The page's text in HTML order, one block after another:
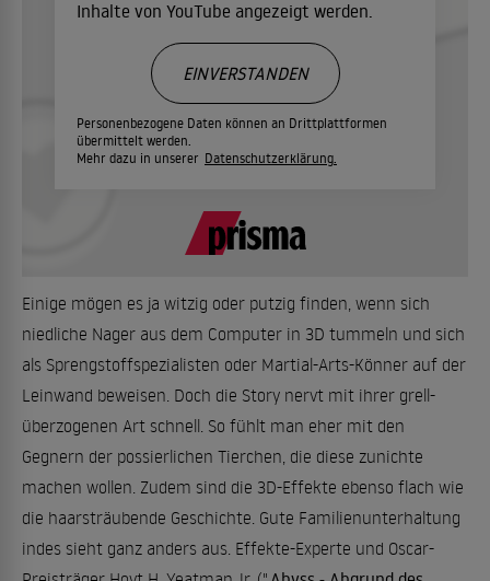
Inhalte von YouTube angezeigt werden.
Personenbezogene Daten können an Drittplattformen
übermittelt werden.
Mehr dazu in unserer Datenschutzerklärung.
EINVERSTANDEN
Einige mögen es ja witzig oder putzig finden, wenn sich
niedliche Nager aus dem Computer in 3D tummeln und sich
als Sprengstoffspezialisten oder Martial-Arts-Könner auf der
Leinwand beweisen. Doch die Story nervt mit ihrer grell-
überzogenen Art schnell. So fühlt man eher mit den
Gegnern der possierlichen Tierchen, die diese zunichte
machen wollen. Zudem sind die 3D-Effekte ebenso flach wie
die haarsträubende Geschichte. Gute Familienunterhaltung
indes sieht ganz anders aus. Effekte-Experte und Oscar-